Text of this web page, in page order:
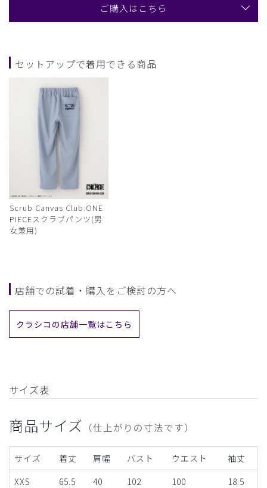
ご購入はこちら
セットアップで着用できる商品
Scrub Canvas Club:ONE
PIECEスクラブパンツ(男
女兼用)
店舗での試着・購入をご検討の方へ
クラシコの店舗一覧はこちら
サイズ表
商品サイズ （仕上がりの寸法です）
サイズ 着丈 肩幅 バスト ウエスト
袖丈
XXS
65.5 40 102 100
18.5